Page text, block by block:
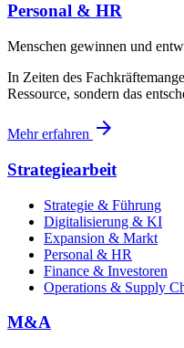
Personal & HR
Menschen gewinnen und
In Zeiten des
Ressource, sondern das
Mehr erfahren arrow_forward
Strategiearbeit
Strategie & Führung
Digitalisierung & KI
Expansion & Markt
Personal & HR
Finance & Investoren
Operations & Supply
M&A